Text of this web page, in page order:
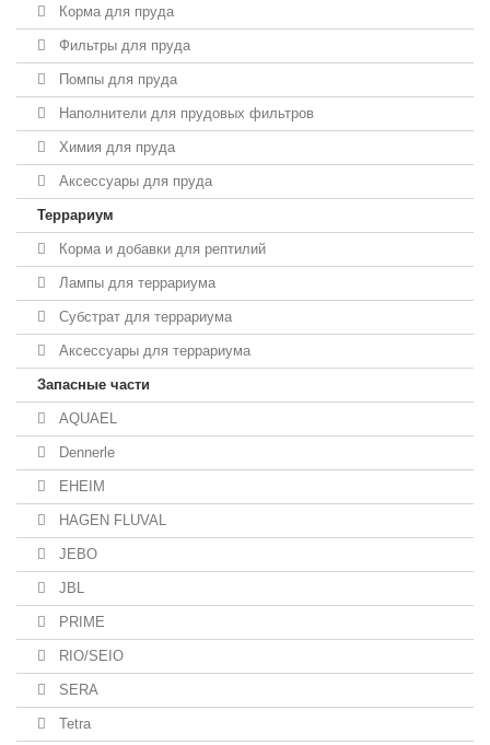
Корма для пруда
Фильтры для пруда
Помпы для пруда
Наполнители для прудовых фильтров
Химия для пруда
Аксессуары для пруда
Террариум
Корма и добавки для рептилий
Лампы для террариума
Субстрат для террариума
Аксессуары для террариума
Запасные части
AQUAEL
Dennerle
EHEIM
HAGEN FLUVAL
JEBO
JBL
PRIME
RIO/SEIO
SERA
Tetra